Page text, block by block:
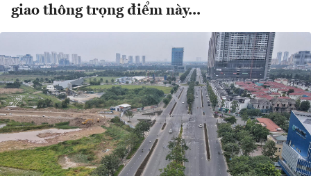
giao thông trọng điểm này...